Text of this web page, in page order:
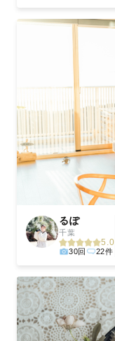
るぽ
千葉
5.0
30回 22件